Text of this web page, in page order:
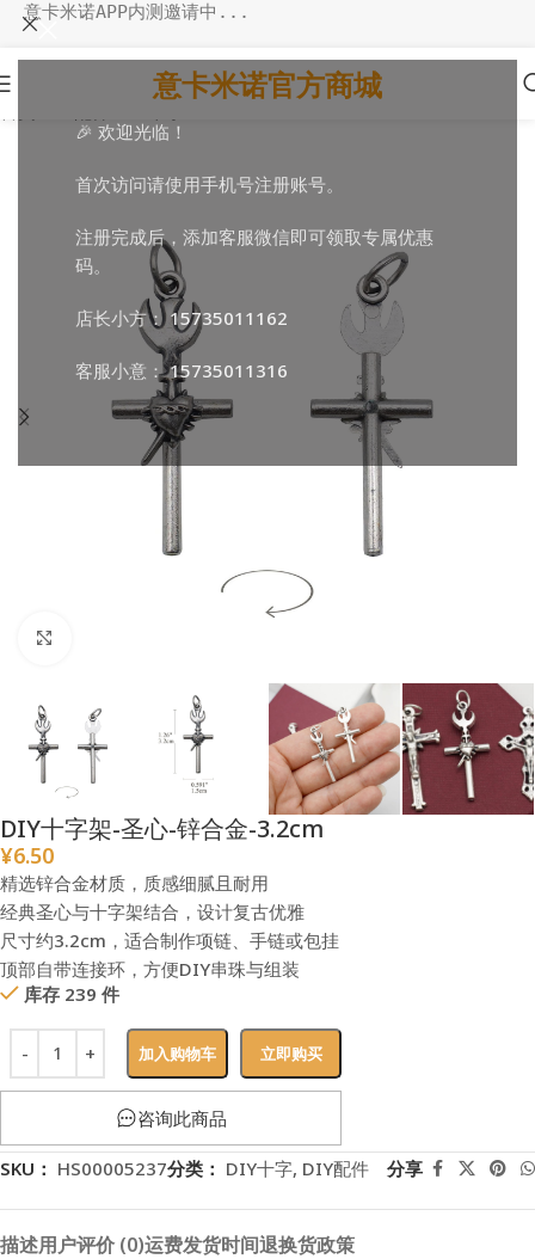
🎉 欢迎光临！
首次访问请使用手机号注册账号。
注册完成后，添加客服微信即可领取专属优惠
码。
店长小方： 15735011162
客服小意：15735011316
意卡米诺APP内测邀请中...
意卡米诺官方商城
DIY十字架-圣心-锌合金-3.2cm
¥6.50
精选锌合金材质，质感细腻且耐用
经典圣心与十字架结合，设计复古优雅
尺寸约3.2cm，适合制作项链、手链或包挂
顶部自带连接环，方便DIY串珠与组装
库存 239 件
加入购物车 立即购买
咨询此商品
SKU： HS00005237分类： DIY十字, DIY配件 分享
描述用户评价 (0)运费发货时间退换货政策